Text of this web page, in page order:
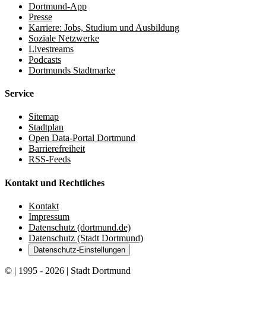
Dortmund-App
Presse
Karriere: Jobs, Studium und Ausbildung
Soziale Netzwerke
Livestreams
Podcasts
Dortmunds Stadtmarke
Service
Sitemap
Stadtplan
Open Data-Portal Dortmund
Barrierefreiheit
RSS-Feeds
Kontakt und Rechtliches
Kontakt
Impressum
Datenschutz (dortmund.de)
Datenschutz (Stadt Dortmund)
Datenschutz-Einstellungen
© | 1995 - 2026 | Stadt Dortmund